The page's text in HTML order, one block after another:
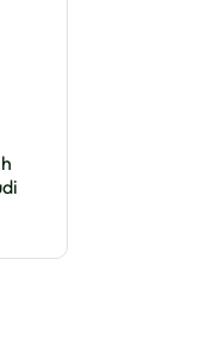
nouvel onglet)
un nouvel onglet)